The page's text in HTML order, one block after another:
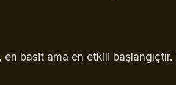
basit ama en etkili